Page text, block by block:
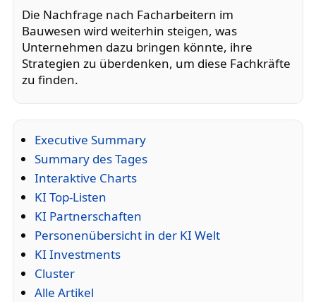
Die Nachfrage nach Facharbeitern im
Bauwesen wird weiterhin steigen, was
Unternehmen dazu bringen könnte, ihre
Strategien zu überdenken, um diese Fachkräfte
zu finden.
Executive Summary
Summary des Tages
Interaktive Charts
KI Top-Listen
KI Partnerschaften
Personenübersicht in der KI Welt
KI Investments
Cluster
Alle Artikel